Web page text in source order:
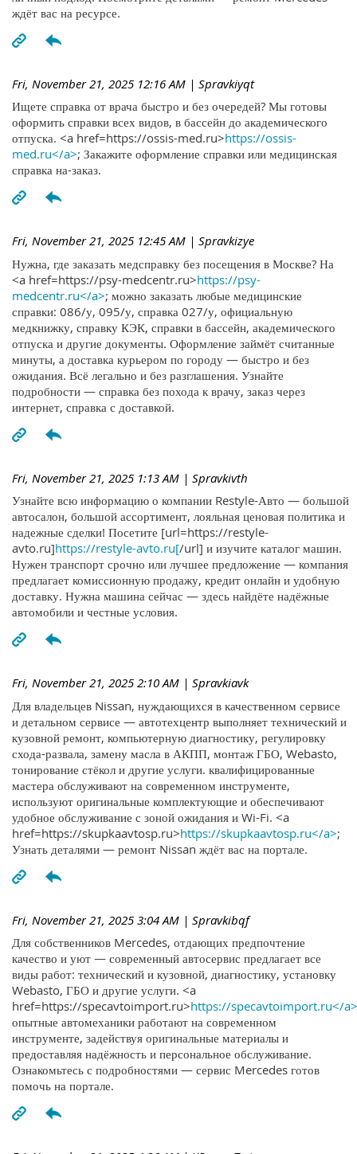
ждёт вас на ресурсе.
Fri, November 21, 2025 12:16 AM | Spravkiyqt
Ищете справка от врача быстро и без очередей? Мы готовы
оформить справки всех видов, в бассейн до академического
отпуска. <a href=https://ossis-med.ru>https://ossis-
med.ru</a>; Закажите оформление справки или медицинская
справка на-заказ.
Fri, November 21, 2025 12:45 AM | Spravkizye
Нужна, где заказать медсправку без посещения в Москве? На
<a href=https://psy-medcentr.ru>https://psy-
medcentr.ru</a>; можно заказать любые медицинские
справки: 086/у, 095/у, справка 027/у, официальную
медкнижку, справку КЭК, справки в бассейн, академического
отпуска и другие документы. Оформление займёт считанные
минуты, а доставка курьером по городу — быстро и без
ожидания. Всё легально и без разглашения. Узнайте
подробности — справка без похода к врачу, заказ через
интернет, справка с доставкой.
Fri, November 21, 2025 1:13 AM | Spravkivth
Узнайте всю информацию о компании Restyle-Авто — большой
автосалон, большой ассортимент, лояльная ценовая политика и
надежные сделки! Посетите [url=https://restyle-
avto.ru]https://restyle-avto.ru[/url] и изучите каталог машин.
Нужен транспорт срочно или лучшее предложение — компания
предлагает комиссионную продажу, кредит онлайн и удобную
доставку. Нужна машина сейчас — здесь найдёте надёжные
автомобили и честные условия.
Fri, November 21, 2025 2:10 AM | Spravkiavk
Для владельцев Nissan, нуждающихся в качественном сервисе
и детальном сервисе — автотехцентр выполняет технический и
кузовной ремонт, компьютерную диагностику, регулировку
схода-развала, замену масла в АКПП, монтаж ГБО, Webasto,
тонирование стёкол и другие услуги. квалифицированные
мастера обслуживают на современном инструменте,
используют оригинальные комплектующие и обеспечивают
удобное обслуживание с зоной ожидания и Wi-Fi. <a
href=https://skupkaavtosp.ru>https://skupkaavtosp.ru</a>;
Узнать деталями — ремонт Nissan ждёт вас на портале.
Fri, November 21, 2025 3:04 AM | Spravkibqf
Для собственников Mercedes, отдающих предпочтение
качество и уют — современный автосервис предлагает все
виды работ: технический и кузовной, диагностику, установку
Webasto, ГБО и другие услуги. <a
href=https://specavtoimport.ru>https://specavtoimport.ru</a>
опытные автомеханики работают на современном
инструменте, задействуя оригинальные материалы и
предоставляя надёжность и персональное обслуживание.
Ознакомьтесь с подробностями — сервис Mercedes готов
помочь на портале.